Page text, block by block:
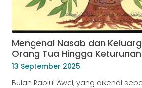
Mengenal Nasab dan
Orang Tua Hingga
13 September 2025
Bulan Rabiul Awal, yang dikenal